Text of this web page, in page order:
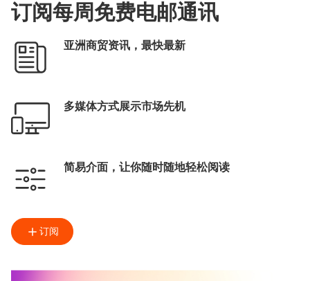
订阅每周免费电邮通讯
亚洲商贸资讯，最快最新
多媒体方式展示市场先机
简易介面，让你随时随地轻松阅读
订阅